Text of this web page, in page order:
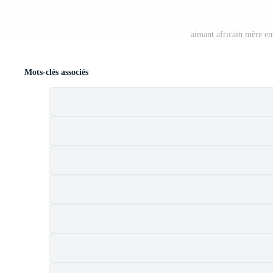
aimant africain mère
Mots-clés associés